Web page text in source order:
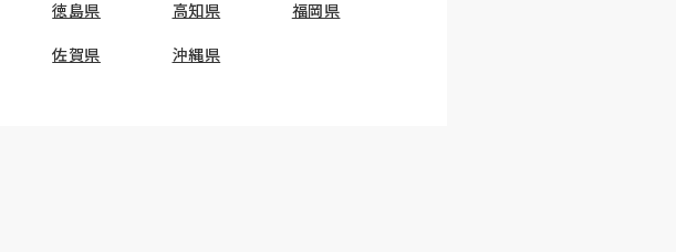
徳島県 高知県 福岡県
佐賀県 沖縄県